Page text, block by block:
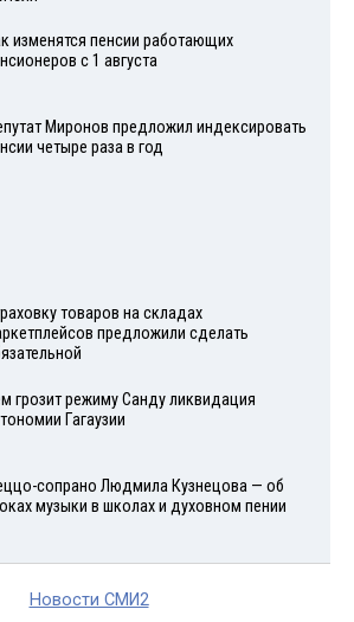
изменятся пенсии работающих
с 1 августа
Миронов предложил индексировать
четыре раза в год
товаров на складах
предложили сделать
грозит режиму Санду ликвидация
Гагаузии
сопрано Людмила Кузнецова — об
музыки в школах и духовном пении
Новости СМИ2